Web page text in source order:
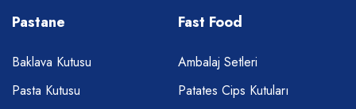
Pastane
Baklava Kutusu
Pasta Kutusu
Fast Food
Ambalaj Setleri
Patates Cips Kutuları